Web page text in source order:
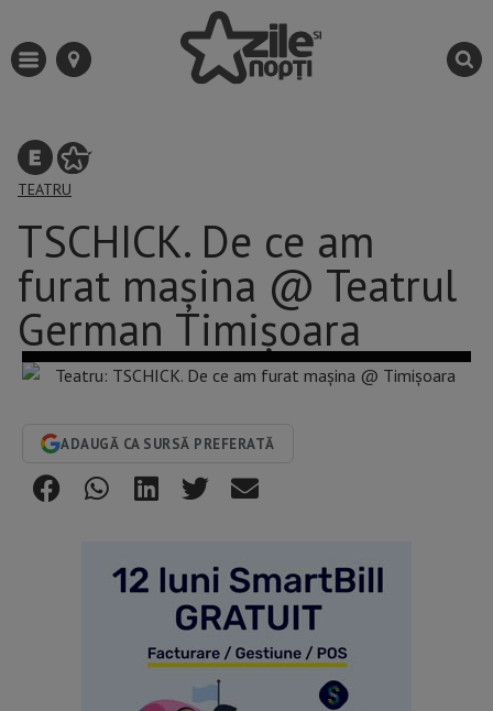
TEATRU
TSCHICK. De ce am
furat mașina @ Teatrul
German Timișoara
ADAUGĂ CA SURSĂ PREFERATĂ